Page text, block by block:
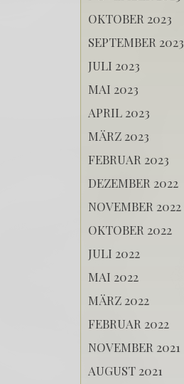
OKTOBER 2023
SEPTEMBER 2023
JULI 2023
MAI 2023
APRIL 2023
MÄRZ 2023
FEBRUAR 2023
DEZEMBER 2022
NOVEMBER 2022
OKTOBER 2022
JULI 2022
MAI 2022
MÄRZ 2022
FEBRUAR 2022
NOVEMBER 2021
AUGUST 2021